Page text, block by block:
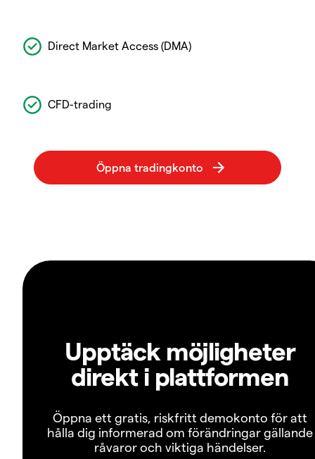
Direct Market Access (DMA)
CFD-trading
Upptäck möjligheter
direkt i plattformen
Öppna ett gratis, riskfritt demokonto för att
hålla dig informerad om förändringar gällande
råvaror och viktiga händelser.